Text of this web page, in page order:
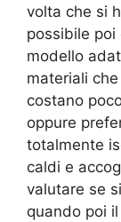
volta che si
possibile poi
modello
materiali
costano
oppure
totalmente
caldi e
valutare se
quando poi